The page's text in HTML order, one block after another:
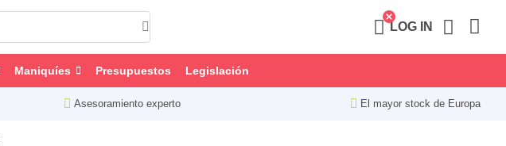
LOG IN
Maniquíes Presupuestos Legislación
Asesoramiento experto El mayor stock de Europa